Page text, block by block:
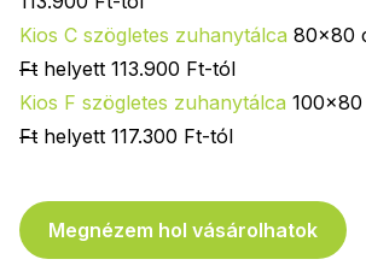
Kios C szögletes zuhanytálca 80x80
Ft helyett 113.900 Ft-tól
Kios F szögletes zuhanytálca
Ft helyett 117.300 Ft-tól
Megnézem hol vásárolhatok